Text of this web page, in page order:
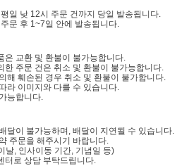
일 낮 12시 주문 건까지 당일 발송됩니다.
문 후 1~7일 안에 발송됩니다.
교환 및 환불이 불가능합니다.
주문 건은 취소 및 환불이 불가능합니다.
해 훼손된 경우 취소 및 환불이 불가합니다.
라 이미지와 다를 수 있습니다.
능합니다.
달이 불가능하며, 배달이 지연될 수 있습니다.
주문을 해주시기 바랍니다.
날, 인사이동 기간, 기념일 등)
터로 상담 부탁드립니다.